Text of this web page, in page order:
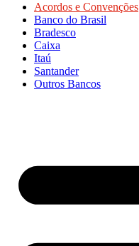
Acordos e Convenções
Banco do Brasil
Bradesco
Caixa
Itaú
Santander
Outros Bancos